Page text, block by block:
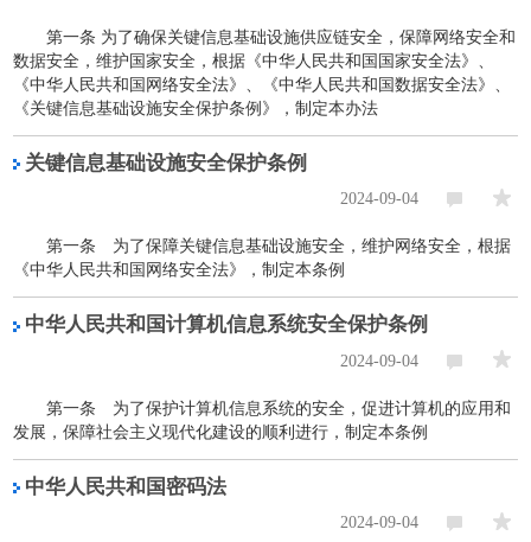
第一条 为了确保关键信息基础设施供应链安全，保障网络安全和
数据安全，维护国家安全，根据《中华人民共和国国家安全法》、
《中华人民共和国网络安全法》、《中华人民共和国数据安全法》、
《关键信息基础设施安全保护条例》，制定本办法
关键信息基础设施安全保护条例
2024-09-04
第一条 为了保障关键信息基础设施安全，维护网络安全，根据
《中华人民共和国网络安全法》，制定本条例
中华人民共和国计算机信息系统安全保护条例
2024-09-04
第一条 为了保护计算机信息系统的安全，促进计算机的应用和
发展，保障社会主义现代化建设的顺利进行，制定本条例
中华人民共和国密码法
2024-09-04